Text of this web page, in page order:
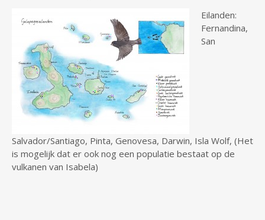
Eilanden:
Fernandina,
San
Salvador/Santiago, Pinta, Genovesa, Darwin, Isla Wolf, (Het
is mogelijk dat er ook nog een populatie bestaat op de
vulkanen van Isabela)